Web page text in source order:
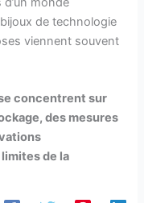
de technologie
viennent souvent
concentrent sur
des mesures
de la